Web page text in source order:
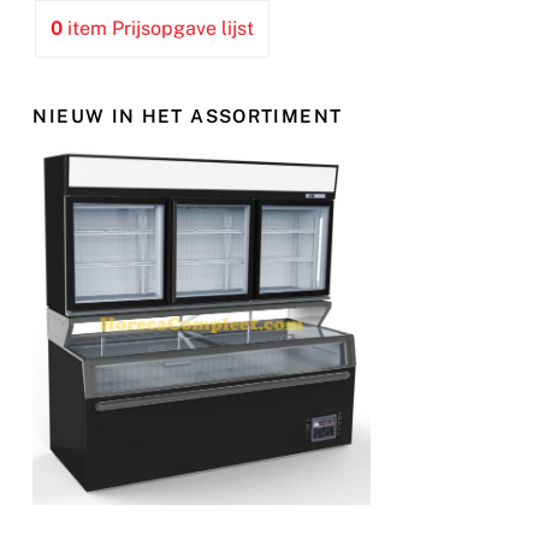
0 item Prijsopgave lijst
NIEUW IN HET ASSORTIMENT